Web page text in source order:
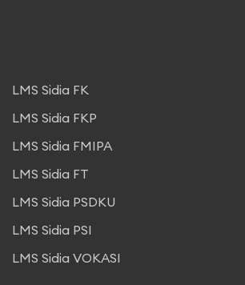
LMS Sidia FK
LMS Sidia FKP
LMS Sidia FMIPA
LMS Sidia FT
LMS Sidia PSDKU
LMS Sidia PSI
LMS Sidia VOKASI